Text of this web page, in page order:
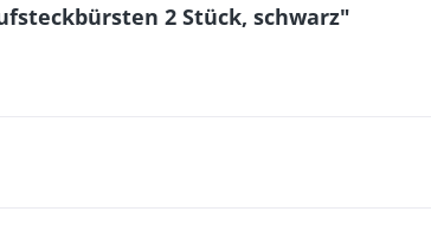
2 Stück, schwarz"